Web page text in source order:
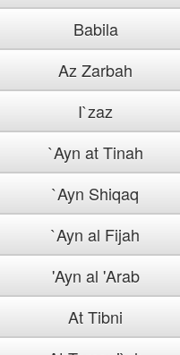
Babila
Az Zarbah
I`zaz
`Ayn at Tinah
`Ayn Shiqaq
`Ayn al Fijah
'Ayn al 'Arab
At Tibni